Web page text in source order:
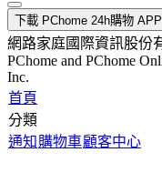
下載 PChome 24h購物 APP
網路家庭國際資訊股份
PChome and PChome
Inc.
首頁
分類
通知 購物車顧客中心